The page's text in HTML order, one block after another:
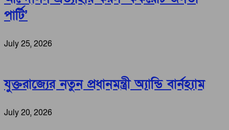
পার্টি’
July 25, 2026
যুক্তরাজ্যের নতুন প্রধানমন্ত্রী অ্যান্ডি বার্নহ্যাম
July 20, 2026